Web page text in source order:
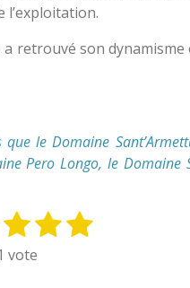
retrouvé son
le Domaine
Pero Longo, le Domaine
3
é
4
é
5
vote